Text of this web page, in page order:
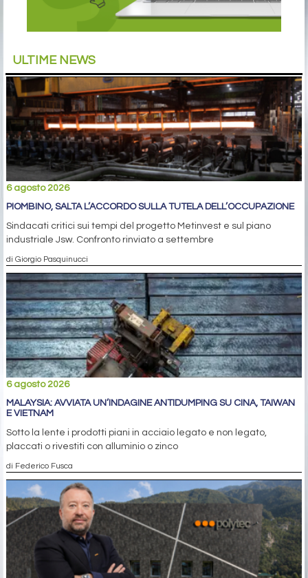
ULTIME NEWS
6 agosto 2026
PIOMBINO, SALTA L’ACCORDO SULLA TUTELA DELL’OCCUPAZIONE
Sindacati critici sui tempi del progetto Metinvest e sul piano
industriale Jsw. Confronto rinviato a settembre
di Giorgio Pasquinucci
6 agosto 2026
MALAYSIA: AVVIATA UN’INDAGINE ANTIDUMPING SU CINA, TAIWAN
E VIETNAM
Sotto la lente i prodotti piani in acciaio legato e non legato,
placcati o rivestiti con alluminio o zinco
di Federico Fusca